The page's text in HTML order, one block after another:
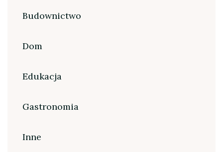
Budownictwo
Dom
Edukacja
Gastronomia
Inne